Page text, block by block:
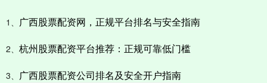
1、 广西股票配资网，正规平台排名与安全指南
2、 杭州股票配资平台推荐：正规可靠低门槛
3、 广西股票配资公司排名及安全开户指南